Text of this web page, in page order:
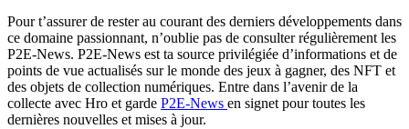
Pour t’assurer de rester au courant des derniers développements dans
ce domaine passionnant, n’oublie pas de consulter régulièrement les
P2E-News. P2E-News est ta source privilégiée d’informations et de
points de vue actualisés sur le monde des jeux à gagner, des NFT et
des objets de collection numériques. Entre dans l’avenir de la
collecte avec Hro et garde P2E-News en signet pour toutes les
dernières nouvelles et mises à jour.